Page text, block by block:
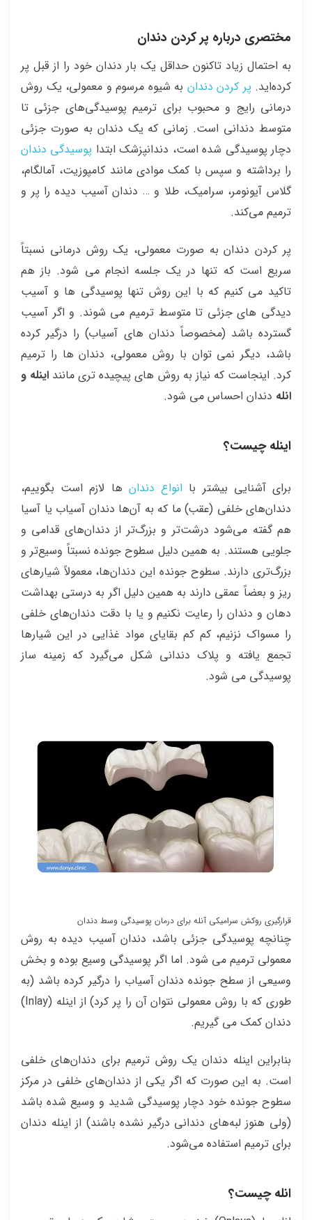
مختصری درباره پر کردن دندان
به احتمال زیاد تاکنون حداقل یک بار دندان خود را از قبل پر
کرده‌اید. پر کردن دندان به شیوه مرسوم و معمولی، یک روش
درمانی رایج و محبوب برای ترمیم پوسیدگی‌های جزئی تا
متوسط دندانی است. زمانی که یک دندان به صورت جزئی
دچار پوسیدگی شده است، دندانپزشک ابتدا پوسیدگی دندان
را برداشته و سپس با کمک موادی مانند کامپوزیت، آمالگام،
گلاس آیونومر، سرامیک، طلا و … دندان آسیب دیده را پر و
ترمیم می‌کند.
پر کردن دندان به صورت معمولی، یک روش درمانی نسبتاً
سریع است که تنها در یک جلسه انجام می شود. باز هم
تاکید می کنیم که با این روش تنها پوسیدگی ها و آسیب
دیدگی های جزئی تا متوسط ترمیم می شوند. و اگر آسیب
گسترده باشد (مخصوصاً دندان های آسیاب) را درگیر کرده
باشد، دیگر نمی توان با روش معمولی، دندان ها را ترمیم
کرد. اینجاست که نیاز به روش های پیچیده تری مانند اینله و
انله دندان احساس می شود.
اینله چیست؟
برای آشنایی بیشتر با انواع دندان ها لازم است بگوییم،
دندان‌های خلفی (عقب) ما که به آن‌ها دندان آسیاب یا آسیا
هم گفته می‌شود درشت‌تر و بزرگ‌تر از دندان‌های قدامی و
جلویی هستند. به همین دلیل سطوح جونده نسبتاً وسیع‌تر و
بزرگ‌تری دارند. سطوح جونده این دندان‌ها، معمولاً شیارهای
ریز و بعضاً عمقی دارند به همین دلیل اگر به درستی بهداشت
دهان و دندان را رعایت نکنیم و یا با دقت دندان‌های خلفی
را مسواک نزنیم، کم کم بقایای مواد غذایی در این شیارها
تجمع یافته و پلاک دندانی شکل می‌گیرد که زمینه ساز
پوسیدگی می شود.
قرارگیری روکش سرامیکی آنله برای درمان پوسیدگی وسط دندان
چنانچه پوسیدگی جزئی باشد، دندان آسیب دیده به روش
معمولی ترمیم می شود. اما اگر پوسیدگی وسیع بوده و بخش
وسیعی از سطح جونده دندان آسیاب را درگیر کرده باشد (به
طوری که با روش معمولی نتوان آن را پر کرد) از اینله (Inlay)
دندان کمک می گیریم.
بنابراین اینله دندان یک روش ترمیم برای دندان‌های خلفی
است. به این صورت که اگر یکی از دندان‌های خلفی در مرکز
سطوح جونده خود دچار پوسیدگی شدید و وسیع شده باشد
(ولی هنوز لبه‌های دندانی درگیر نشده باشند) از اینله دندان
برای ترمیم استفاده می‌شود.
انله چیست؟